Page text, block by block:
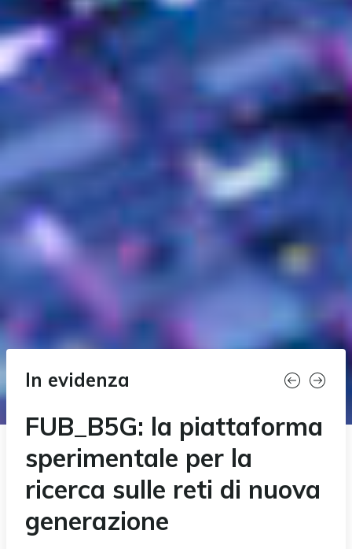
In evidenza
FUB_B5G: la piattaforma
sperimentale per la
ricerca sulle reti di nuova
generazione